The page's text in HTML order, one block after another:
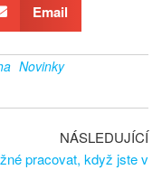
Email
Novinky
NÁSLEDUJÍCÍ
pracovat, když jste v